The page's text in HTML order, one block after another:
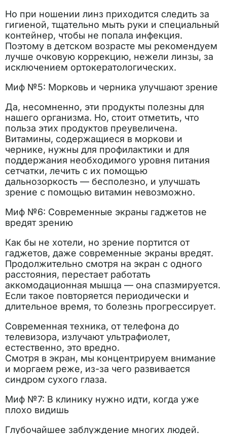
Но при ношении линз приходится следить за
гигиеной, тщательно мыть руки и специальный
контейнер, чтобы не попала инфекция.
Поэтому в детском возрасте мы рекомендуем
лучше очковую коррекцию, нежели линзы, за
исключением ортокератологических.
Миф №5: Морковь и черника улучшают зрение
Да, несомненно, эти продукты полезны для
нашего организма. Но, стоит отметить, что
польза этих продуктов преувеличена.
Витамины, содержащиеся в моркови и
чернике, нужны для профилактики и для
поддержания необходимого уровня питания
сетчатки, лечить с их помощью
дальнозоркость — бесполезно, и улучшать
зрение с помощью витамин невозможно.
Миф №6: Современные экраны гаджетов не
вредят зрению
Как бы не хотели, но зрение портится от
гаджетов, даже современные экраны вредят.
Продолжительно смотря на экран с одного
расстояния, перестает работать
аккомодационная мышца — она спазмируется.
Если такое повторяется периодически и
длительное время, то болезнь прогрессирует.
Современная техника, от телефона до
телевизора, излучают ультрафиолет,
естественно, это вредно.
Смотря в экран, мы концентрируем внимание
и моргаем реже, из-за чего развивается
синдром сухого глаза.
Миф №7: В клинику нужно идти, когда уже
плохо видишь
Глубочайшее заблуждение многих людей.